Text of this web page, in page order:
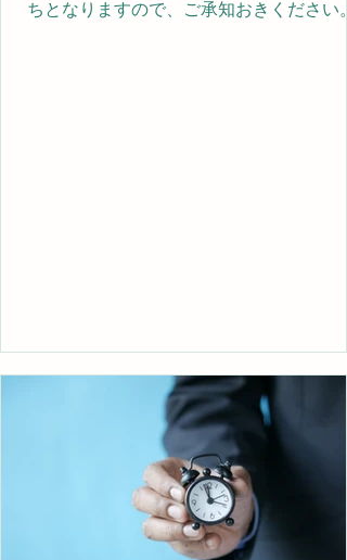
ちとなりますので、ご承知おきください。